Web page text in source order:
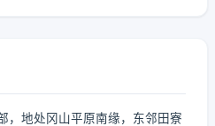
，地处冈山平原南缘，东邻田寮